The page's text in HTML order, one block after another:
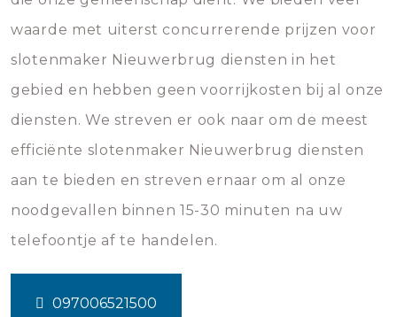
waarde met uiterst concurrerende prijzen voor
slotenmaker Nieuwerbrug diensten in het
gebied en hebben geen voorrijkosten bij al onze
diensten. We streven er ook naar om de meest
efficiënte slotenmaker Nieuwerbrug diensten
aan te bieden en streven ernaar om al onze
noodgevallen binnen 15-30 minuten na uw
telefoontje af te handelen.
097006521500